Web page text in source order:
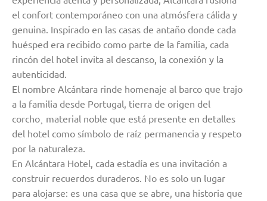
el confort contemporáneo con una atmósfera cálida y
genuina. Inspirado en las casas de antaño donde cada
huésped era recibido como parte de la familia, cada
rincón del hotel invita al descanso, la conexión y la
autenticidad.
El nombre Alcántara rinde homenaje al barco que trajo
a la familia desde Portugal, tierra de origen del
corcho¸ material noble que está presente en detalles
del hotel como símbolo de raíz permanencia y respeto
por la naturaleza.
En Alcántara Hotel, cada estadía es una invitación a
construir recuerdos duraderos. No es solo un lugar
para alojarse: es una casa que se abre, una historia que